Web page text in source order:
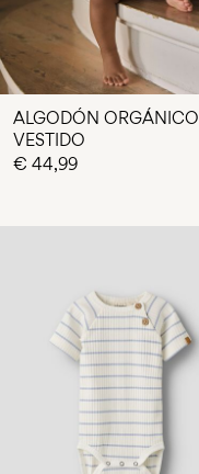
ALGODÓN ORGÁNICO
VESTIDO
€ 44,99